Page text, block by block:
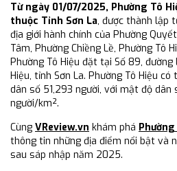
Từ ngày 01/07/2025, Phường Tô
thuộc Tỉnh Sơn La, được thành lập
địa giới hành chính của Phường
Tâm, Phường Chiềng Lề, Phường Tô
Phường Tô Hiệu đặt tại Số 89, đường
Hiệu, tỉnh Sơn La. Phường Tô Hiệu có
dân số 51,293 người, với mật độ dân
người/km².
Cùng VReview.vn khám phá
thông tin những địa điểm nổi bật và
sau sáp nhập năm 2025.